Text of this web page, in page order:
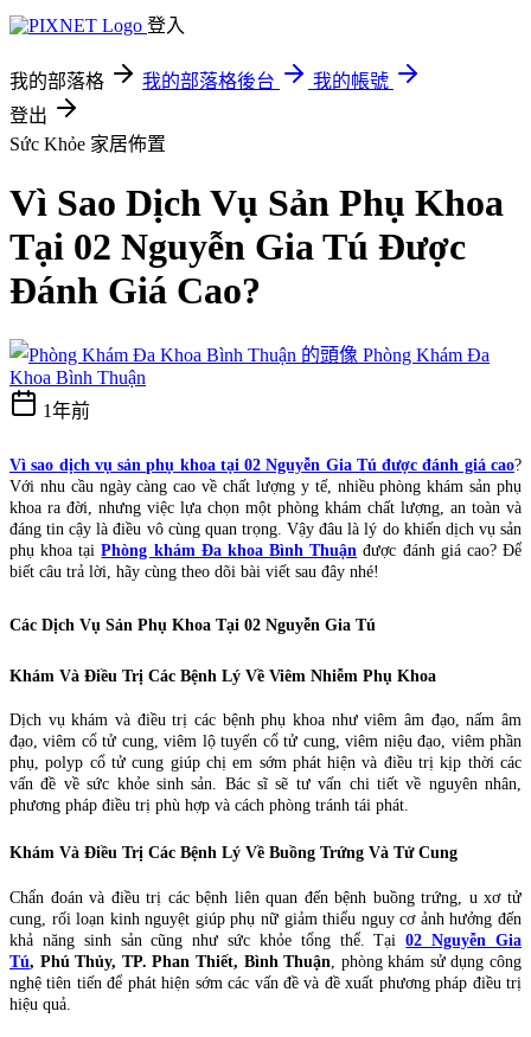
登入
我的部落格 我的部落格後台
我的帳號
登出
Sức Khỏe 家居佈置
Vì Sao Dịch Vụ Sản Phụ Khoa
Tại 02 Nguyễn Gia Tú Được
Đánh Giá Cao?
Phòng Khám Đa
Khoa Bình Thuận
1年前
Vì sao dịch vụ sản phụ khoa tại 02 Nguyễn Gia Tú được đánh giá cao?
Với nhu cầu ngày càng cao về chất lượng y tế, nhiều phòng khám sản phụ
khoa ra đời, nhưng việc lựa chọn một phòng khám chất lượng, an toàn và
đáng tin cậy là điều vô cùng quan trọng. Vậy đâu là lý do khiến dịch vụ sản
phụ khoa tạiPhòng khám Đa khoa Bình Thuận được đánh giá cao? Để
biết câu trả lời, hãy cùng theo dõi bài viết sau đây nhé!
Các Dịch Vụ Sản Phụ Khoa Tại 02 Nguyễn Gia Tú
Khám Và Điều Trị Các Bệnh Lý Về Viêm Nhiễm Phụ Khoa
Dịch vụ khám và điều trị các bệnh phụ khoa như viêm âm đạo, nấm âm
đạo, viêm cổ tử cung, viêm lộ tuyến cổ tử cung, viêm niệu đạo, viêm phần
phụ, polyp cổ tử cung giúp chị em sớm phát hiện và điều trị kịp thời các
vấn đề về sức khỏe sinh sản. Bác sĩ sẽ tư vấn chi tiết về nguyên nhân,
phương pháp điều trị phù hợp và cách phòng tránh tái phát.
Khám Và Điều Trị Các Bệnh Lý Về Buồng Trứng Và Tử Cung
Chẩn đoán và điều trị các bệnh liên quan đến bệnh buồng trứng, u xơ tử
cung, rối loạn kinh nguyệt giúp phụ nữ giảm thiểu nguy cơ ảnh hưởng đến
khả năng sinh sản cũng như sức khỏe tổng thể. Tại02 Nguyễn Gia
Tú, Phú Thủy, TP. Phan Thiết, Bình Thuận , phòng khám sử dụng công
nghệ tiên tiến để phát hiện sớm các vấn đề và đề xuất phương pháp điều trị
hiệu quả.